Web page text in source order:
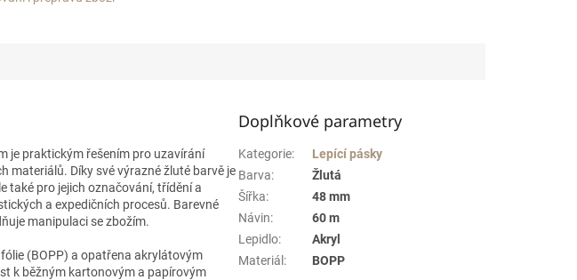
je praktickým řešením pro uzavírání
materiálů. Díky své výrazné žluté barvě je
také pro jejich označování, třídění a
a expedičních procesů. Barevné
manipulaci se zbožím.
(BOPP) a opatřena akrylátovým
k běžným kartonovým a papírovým
Doplňkové parametry
Kategorie:
Lepící pásky
Barva:
Žlutá
Šířka:
48 mm
Návin:
60 m
Lepidlo:
Akryl
Materiál : BOPP